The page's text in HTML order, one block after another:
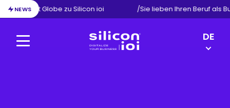
NEWS
von Exact Globe zu Silicon ioi /Sie lieben Ihren Beruf als
Menu
DE